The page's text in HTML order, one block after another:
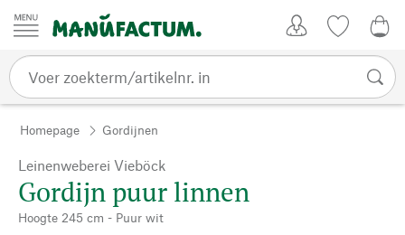
Passer au contenu
Homepage Gordijnen
Leinenweberei Vieböck
Gordijn puur linnen
Hoogte 245 cm - Puur wit